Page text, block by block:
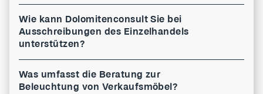
Wie kann Dolomitenconsult Sie bei
Ausschreibungen des Einzelhandels
unterstützen?
Was umfasst die Beratung zur
Beleuchtung von Verkaufsmöbel?